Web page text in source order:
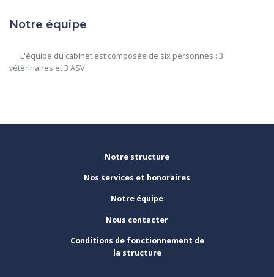
Notre équipe
vétérinaires et 3 ASV.
Notre structure
Nos services et honoraires
Notre équipe
Nous contacter
Conditions de fonctionnement de
la structure